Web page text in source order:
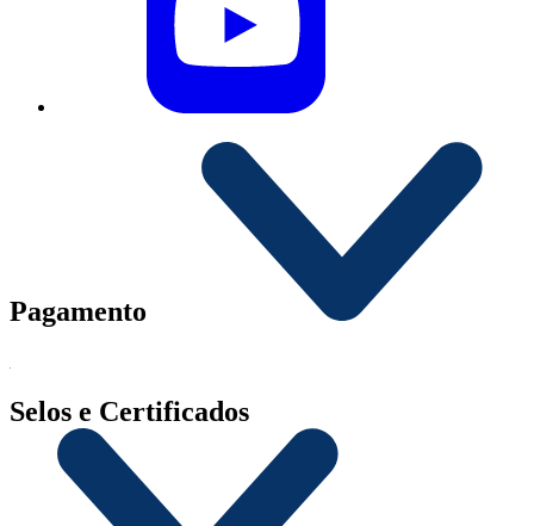
Pagamento
Selos e Certificados